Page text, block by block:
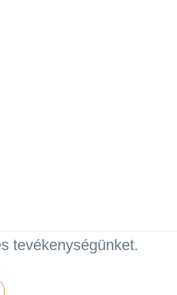
tevékenységünket.